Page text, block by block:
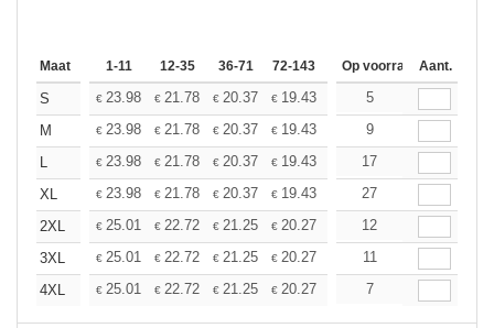
Maat 1-11 12-35 36-71 72-143 144-287 288 + Meer
Op voorraadAant.
S € 23.98 € 21.78 € 20.37 € 19.43 18.33
5
M
€ 23.98 € 21.78 € 20.37 € 19.43 18.33
9
L
€ 23.98 € 21.78 € 20.37 € 19.43 18.33
17
XL
€ 23.98 € 21.78 € 20.37 € 19.43 18.33
27
2XL
€ 25.01 € 22.72 € 21.25 € 20.27 19.12
12
3XL
€ 25.01 € 22.72 € 21.25 € 20.27 19.12
11
4XL
€ 25.01 € 22.72 € 21.25 € 20.27 19.12
7